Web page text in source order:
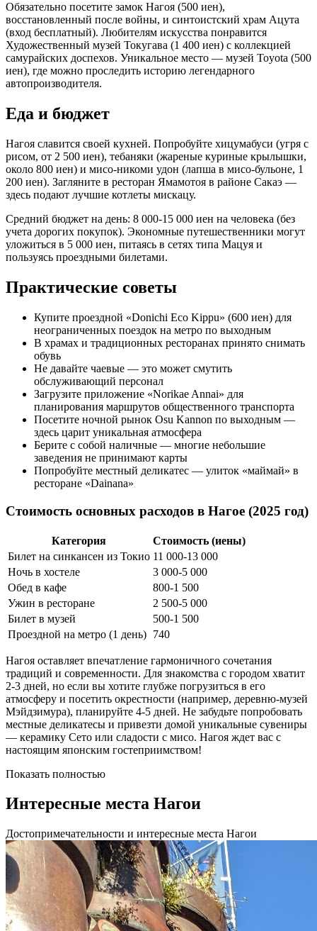
Обязательно посетите замок Нагоя (500 иен),
восстановленный после войны, и синтоистский храм Ацута
(вход бесплатный). Любителям искусства понравится
Художественный музей Токугава (1 400 иен) с коллекцией
самурайских доспехов. Уникальное место — музей Toyota (500
иен), где можно проследить историю легендарного
автопроизводителя.
Еда и бюджет
Нагоя славится своей кухней. Попробуйте хицумабуси (угря с
рисом, от 2 500 иен), тебаняки (жареные куриные крылышки,
около 800 иен) и мисо-никоми удон (лапша в мисо-бульоне, 1
200 иен). Загляните в ресторан Ямамотоя в районе Сакаэ —
здесь подают лучшие котлеты мискацу.
Средний бюджет на день: 8 000-15 000 иен на человека (без
учета дорогих покупок). Экономные путешественники могут
уложиться в 5 000 иен, питаясь в сетях типа Мацуя и
пользуясь проездными билетами.
Практические советы
Купите проездной «Donichi Eco Kippu» (600 иен) для
неограниченных поездок на метро по выходным
В храмах и традиционных ресторанах принято снимать
обувь
Не давайте чаевые — это может смутить
обслуживающий персонал
Загрузите приложение «Norikae Annai» для
планирования маршрутов общественного транспорта
Посетите ночной рынок Osu Kannon по выходным —
здесь царит уникальная атмосфера
Берите с собой наличные — многие небольшие
заведения не принимают карты
Попробуйте местный деликатес — улиток «маймай» в
ресторане «Dainana»
Стоимость основных расходов в Нагое (2025 год)
Категория
Стоимость (иены)
Билет на синкансен из Токио 11 000-13 000
Ночь в хостеле
3 000-5 000
Обед в кафе
800-1 500
Ужин в ресторане
2 500-5 000
Билет в музей
500-1 500
Проездной на метро (1 день) 740
Нагоя оставляет впечатление гармоничного сочетания
традиций и современности. Для знакомства с городом хватит
2-3 дней, но если вы хотите глубже погрузиться в его
атмосферу и посетить окрестности (например, деревню-музей
Мэйдзимура), планируйте 4-5 дней. Не забудьте попробовать
местные деликатесы и привезти домой уникальные сувениры
— керамику Сето или сладости с мисо. Нагоя ждет вас с
настоящим японским гостеприимством!
Показать полностью
Интересные места Нагои
Достопримечательности и интересные места Нагои